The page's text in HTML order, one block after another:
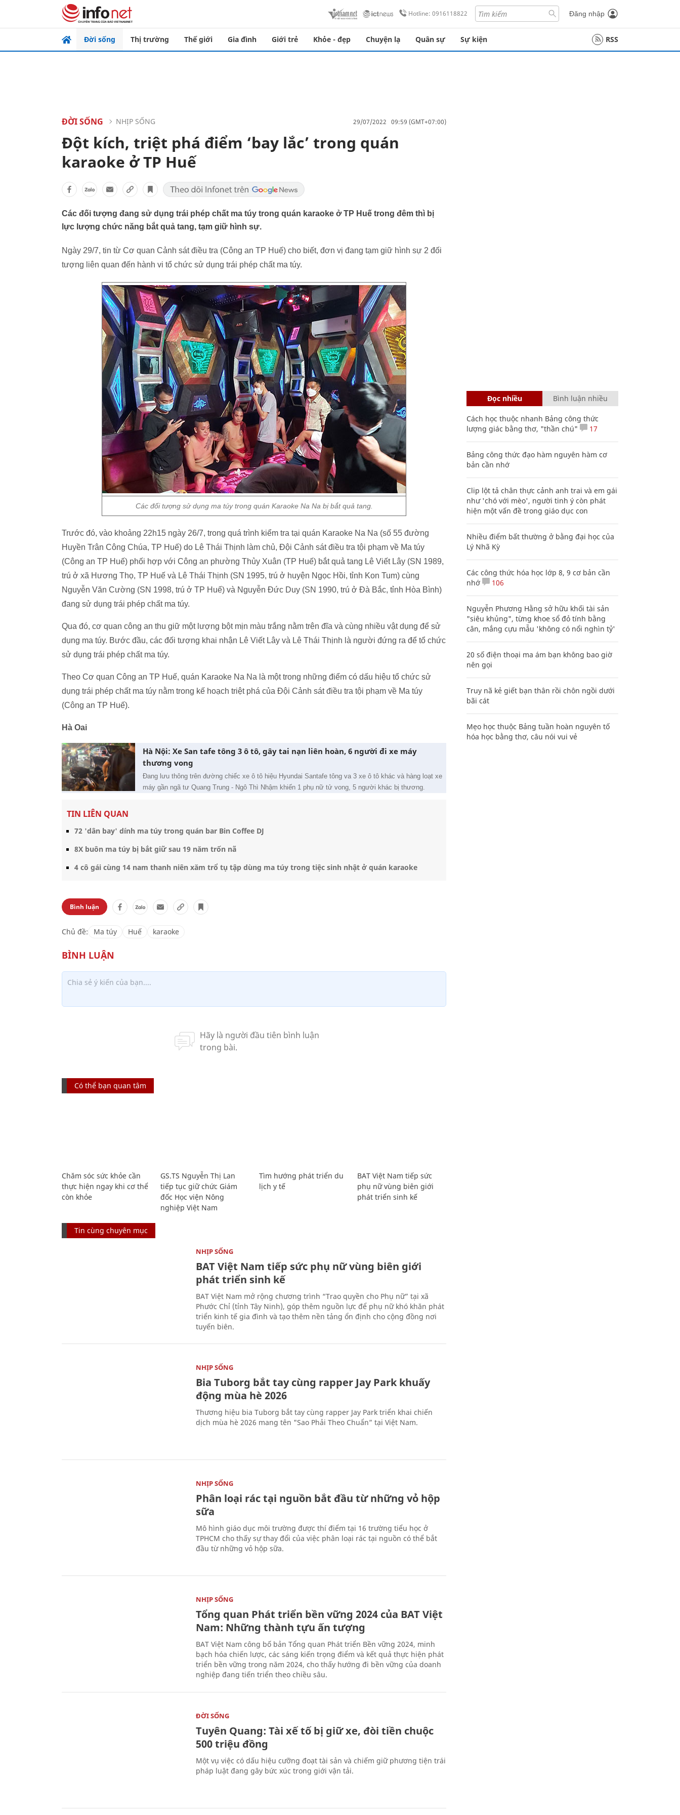
Hotline: 0916118822 Đăng nhập
Đời sống Thị trường Thế giới Gia đình Giới trẻ Khỏe - đẹp Chuyện lạ Quân sự Sự kiện RSS
ĐỜI SỐNG NHỊP SỐNG 29/07/2022 09:59 (GMT+07:00)
Đột kích, triệt phá điểm ‘bay lắc’ trong quán
karaoke ở TP Huế
Các đối tượng đang sử dụng trái phép chất ma túy trong quán karaoke ở TP Huế trong đêm thì bị
lực lượng chức năng bắt quả tang, tạm giữ hình sự.
Ngày 29/7, tin từ Cơ quan Cảnh sát điều tra (Công an TP Huế) cho biết, đơn vị đang tạm giữ hình sự 2 đối
tượng liên quan đến hành vi tổ chức sử dụng trái phép chất ma túy.
Các đối tượng sử dụng ma túy trong quán Karaoke Na Na bị bắt quả tang.
Trước đó, vào khoảng 22h15 ngày 26/7, trong quá trình kiểm tra tại quán Karaoke Na Na (số 55 đường
Huyền Trân Công Chúa, TP Huế) do Lê Thái Thịnh làm chủ, Đội Cảnh sát điều tra tội phạm về Ma túy
(Công an TP Huế) phối hợp với Công an phường Thủy Xuân (TP Huế) bắt quả tang Lê Viết Lây (SN 1989,
trú ở xã Hương Thọ, TP Huế và Lê Thái Thịnh (SN 1995, trú ở huyện Ngọc Hồi, tỉnh Kon Tum) cùng
Nguyễn Văn Cường (SN 1998, trú ở TP Huế) và Nguyễn Đức Duy (SN 1990, trú ở Đà Bắc, tỉnh Hòa Bình)
đang sử dụng trái phép chất ma túy.
Qua đó, cơ quan công an thu giữ một lượng bột mịn màu trắng nằm trên đĩa và cùng nhiều vật dụng để sử
dụng ma túy. Bước đầu, các đối tượng khai nhận Lê Viết Lây và Lê Thái Thịnh là người đứng ra để tổ chức
sử dụng trái phép chất ma túy.
Theo Cơ quan Công an TP Huế, quán Karaoke Na Na là một trong những điểm có dấu hiệu tổ chức sử
dụng trái phép chất ma túy nằm trong kế hoạch triệt phá của Đội Cảnh sát điều tra tội phạm về Ma túy
(Công an TP Huế).
Hà Oai
Hà Nội: Xe San tafe tông 3 ô tô, gây tai nạn liên hoàn, 6 người đi xe máy
thương vong
Đang lưu thông trên đường chiếc xe ô tô hiệu Hyundai Santafe tông va 3 xe ô tô khác và hàng loạt xe
máy gần ngã tư Quang Trung - Ngô Thì Nhậm khiến 1 phụ nữ tử vong, 5 người khác bị thương.
TIN LIÊN QUAN
72 'dân bay' dính ma túy trong quán bar Bin Coffee DJ
8X buôn ma túy bị bắt giữ sau 19 năm trốn nã
4 cô gái cùng 14 nam thanh niên xăm trổ tụ tập dùng ma túy trong tiệc sinh nhật ở quán karaoke
Bình luận
Chủ đề: Ma túy Huế karaoke
Có thể bạn quan tâm
Chăm sóc sức khỏe cần
thực hiện ngay khi cơ thể
còn khỏe
GS.TS Nguyễn Thị Lan
tiếp tục giữ chức Giám
đốc Học viện Nông
nghiệp Việt Nam
Tìm hướng phát triển du
lịch y tế
BAT Việt Nam tiếp sức
phụ nữ vùng biên giới
phát triển sinh kế
Tin cùng chuyên mục
NHỊP SỐNG
BAT Việt Nam tiếp sức phụ nữ vùng biên giới
phát triển sinh kế
BAT Việt Nam mở rộng chương trình “Trao quyền cho Phụ nữ” tại xã
Phước Chỉ (tỉnh Tây Ninh), góp thêm nguồn lực để phụ nữ khó khăn phát
triển kinh tế gia đình và tạo thêm nền tảng ổn định cho cộng đồng nơi
tuyến biên.
NHỊP SỐNG
Bia Tuborg bắt tay cùng rapper Jay Park khuấy
động mùa hè 2026
Thương hiệu bia Tuborg bắt tay cùng rapper Jay Park triển khai chiến
dịch mùa hè 2026 mang tên "Sao Phải Theo Chuẩn” tại Việt Nam.
NHỊP SỐNG
Phân loại rác tại nguồn bắt đầu từ những vỏ hộp
sữa
Mô hình giáo dục môi trường được thí điểm tại 16 trường tiểu học ở
TPHCM cho thấy sự thay đổi của việc phân loại rác tại nguồn có thể bắt
đầu từ những vỏ hộp sữa.
NHỊP SỐNG
Tổng quan Phát triển bền vững 2024 của BAT Việt
Nam: Những thành tựu ấn tượng
BAT Việt Nam công bố bản Tổng quan Phát triển Bền vững 2024, minh
bạch hóa chiến lược, các sáng kiến trọng điểm và kết quả thực hiện phát
triển bền vững trong năm 2024, cho thấy hướng đi bền vững của doanh
nghiệp đang tiến triển theo chiều sâu.
ĐỜI SỐNG
Tuyên Quang: Tài xế tố bị giữ xe, đòi tiền chuộc
500 triệu đồng
Một vụ việc có dấu hiệu cưỡng đoạt tài sản và chiếm giữ phương tiện trái
pháp luật đang gây bức xúc trong giới vận tải.
Đọc nhiều Bình luận nhiều
Cách học thuộc nhanh Bảng công thức
lượng giác bằng thơ, "thần chú"
17
Bảng công thức đạo hàm nguyên hàm cơ
bản cần nhớ
Clip lột tả chân thực cảnh anh trai và em gái
như 'chó với mèo', người tinh ý còn phát
hiện một vấn đề trong giáo dục con
Nhiều điểm bất thường ở bằng đại học của
Lý Nhã Kỳ
Các công thức hóa học lớp 8, 9 cơ bản cần
nhớ
106
Nguyễn Phương Hằng sở hữu khối tài sản
"siêu khủng", từng khoe sổ đỏ tính bằng
cân, mắng cựu mẫu 'không có nổi nghìn tỷ'
20 số điện thoại ma ám bạn không bao giờ
nên gọi
Truy nã kẻ giết bạn thân rồi chôn ngồi dưới
bãi cát
Mẹo học thuộc Bảng tuần hoàn nguyên tố
hóa học bằng thơ, câu nói vui vẻ